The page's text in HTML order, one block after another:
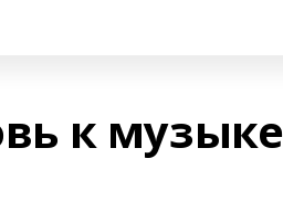
к музыке